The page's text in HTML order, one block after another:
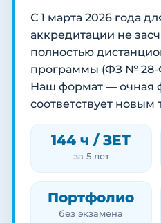
С 1 марта 2026 года
аккредитации не
полностью
программы (ФЗ № 28-
Наш формат — очная
соответствует новым
144 ч / ЗЕТ
за 5 лет
Портфолио
без экзамена